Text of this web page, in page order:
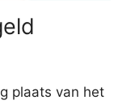
plaats van het